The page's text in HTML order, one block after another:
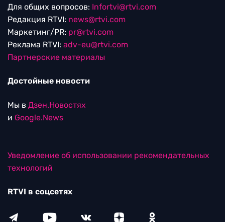
Для общих вопросов: Infortvi@rtvi.com
Редакция RTVI: news@rtvi.com
Маркетинг/PR: pr@rtvi.com
Реклама RTVI: adv-eu@rtvi.com
Партнерские материалы
Достойные новости
Мы в Дзен.Новостях
и Google.News
Уведомление об использовании рекомендательных
технологий
RTVI в соцсетях